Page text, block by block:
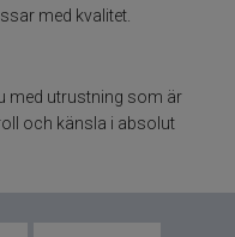
med kvalitet.
med utrustning som är
och känsla i absolut